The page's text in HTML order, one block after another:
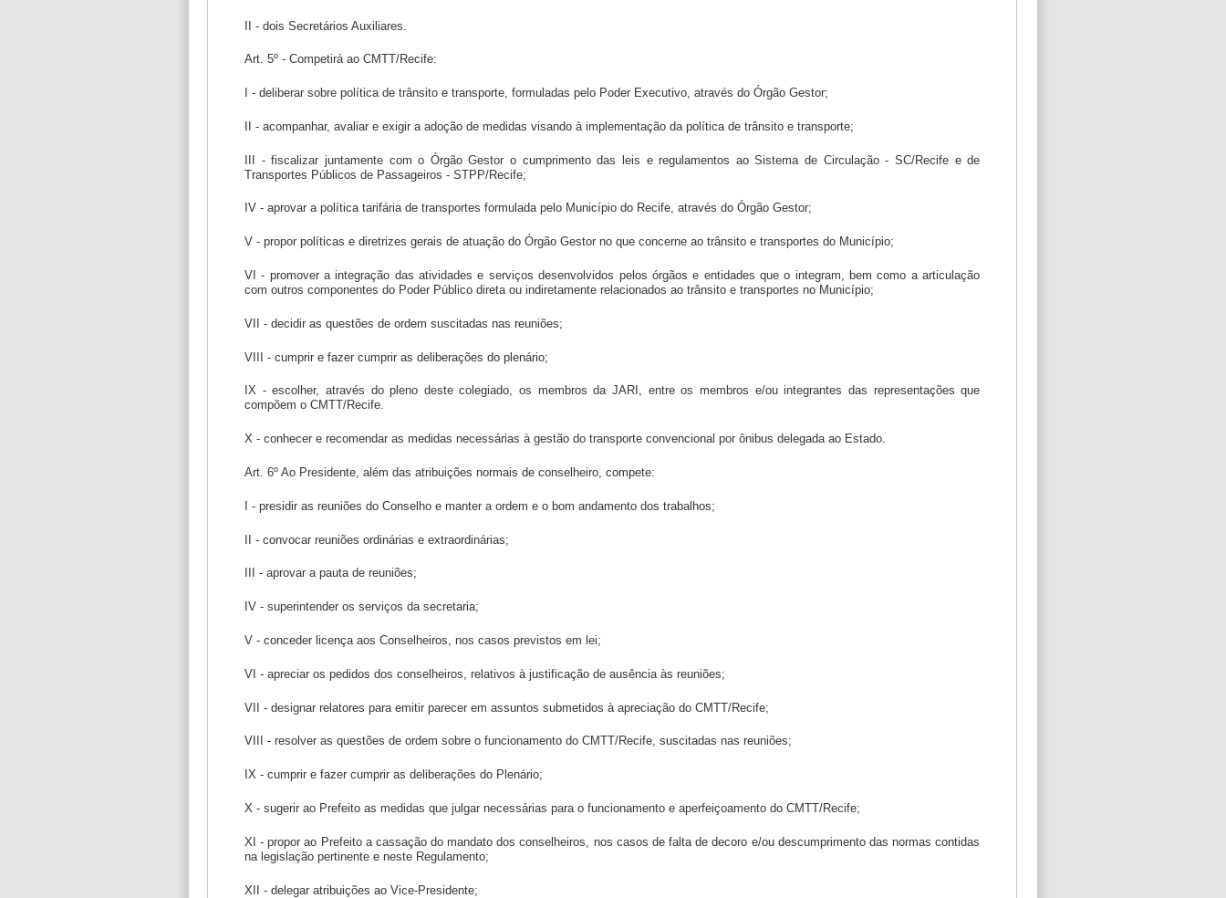
II - dois Secretários Auxiliares.
Art. 5º - Competirá ao CMTT/Recife:
I - deliberar sobre política de trânsito e transporte, formuladas pelo Poder Executivo, através do Órgão Gestor;
II - acompanhar, avaliar e exigir a adoção de medidas visando à implementação da política de trânsito e transporte;
III - fiscalizar juntamente com o Órgão Gestor o cumprimento das leis e regulamentos ao Sistema de Circulação - SC/Recife e de
Transportes Públicos de Passageiros - STPP/Recife;
IV - aprovar a política tarifária de transportes formulada pelo Município do Recife, através do Órgão Gestor;
V - propor políticas e diretrizes gerais de atuação do Órgão Gestor no que concerne ao trânsito e transportes do Município;
VI - promover a integração das atividades e serviços desenvolvidos pelos órgãos e entidades que o integram, bem como a articulação
com outros componentes do Poder Público direta ou indiretamente relacionados ao trânsito e transportes no Município;
VII - decidir as questões de ordem suscitadas nas reuniões;
VIII - cumprir e fazer cumprir as deliberações do plenário;
IX - escolher, através do pleno deste colegiado, os membros da JARI, entre os membros e/ou integrantes das representações que
compõem o CMTT/Recife.
X - conhecer e recomendar as medidas necessárias à gestão do transporte convencional por ônibus delegada ao Estado.
Art. 6º Ao Presidente, além das atribuições normais de conselheiro, compete:
I - presidir as reuniões do Conselho e manter a ordem e o bom andamento dos trabalhos;
II - convocar reuniões ordinárias e extraordinárias;
III - aprovar a pauta de reuniões;
IV - superintender os serviços da secretaria;
V - conceder licença aos Conselheiros, nos casos previstos em lei;
VI - apreciar os pedidos dos conselheiros, relativos à justificação de ausência às reuniões;
VII - designar relatores para emitir parecer em assuntos submetidos à apreciação do CMTT/Recife;
VIII - resolver as questões de ordem sobre o funcionamento do CMTT/Recife, suscitadas nas reuniões;
IX - cumprir e fazer cumprir as deliberações do Plenário;
X - sugerir ao Prefeito as medidas que julgar necessárias para o funcionamento e aperfeiçoamento do CMTT/Recife;
XI - propor ao Prefeito a cassação do mandato dos conselheiros, nos casos de falta de decoro e/ou descumprimento das normas contidas
na legislação pertinente e neste Regulamento;
XII - delegar atribuições ao Vice-Presidente;